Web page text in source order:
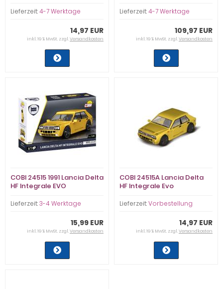
Lieferzeit:4-7 Werktage
14,97 EUR
inkl. 19 % MwSt. zzgl.Versandkosten
Lieferzeit:4-7 Werktage
109,97 EUR
inkl. 19 % MwSt. zzgl.Versandkosten
COBI 24515 1991 Lancia Delta
HF Integrale EVO
Lieferzeit:3-4 Werktage
15,99 EUR
inkl. 19 % MwSt. zzgl.Versandkosten
COBI 24515A Lancia Delta
HF Integrale Evo
Lieferzeit:Vorbestellung
14,97 EUR
inkl. 19 % MwSt. zzgl.Versandkosten